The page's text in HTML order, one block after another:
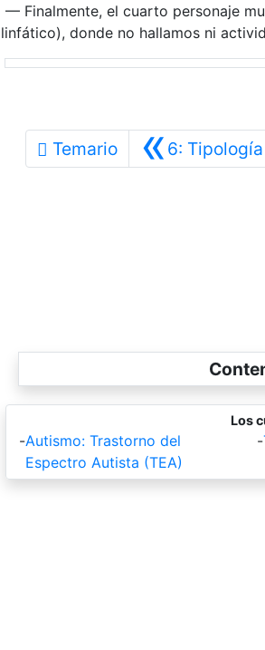
— Finalmente, el cuarto personaje
linfático), donde no hallamos ni
Temario «6:
Los
-Autismo: Trastorno del
Espectro Autista (TEA)
-